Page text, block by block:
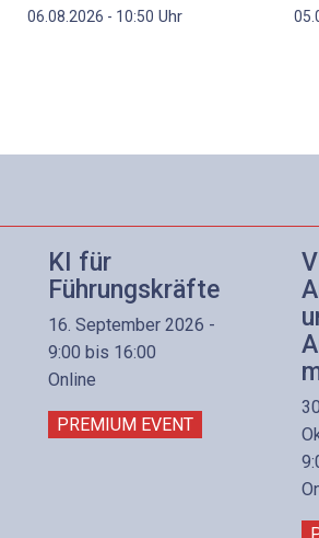
06.08.2026 - 10:50 Uhr
KI für
Führungskräfte
16. September 2026 -
9:00 bis 16:00
Online
PREMIUM EVENT